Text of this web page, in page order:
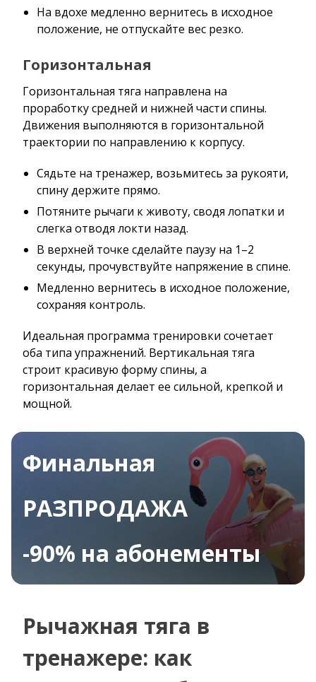
На вдохе медленно вернитесь в исходное
положение, не отпускайте вес резко.
Горизонтальная
Горизонтальная тяга направлена на
проработку средней и нижней части спины.
Движения выполняются в горизонтальной
траектории по направлению к корпусу.
Сядьте на тренажер, возьмитесь за рукояти,
спину держите прямо.
Потяните рычаги к животу, сводя лопатки и
слегка отводя локти назад.
В верхней точке сделайте паузу на 1–2
секунды, прочувствуйте напряжение в спине.
Медленно вернитесь в исходное положение,
сохраняя контроль.
Идеальная программа тренировки сочетает
оба типа упражнений. Вертикальная тяга
строит красивую форму спины, а
горизонтальная делает ее сильной, крепкой и
мощной.
Финальная
РАЗПРОДАЖА
-90% на абонементы
Рычажная тяга в
тренажере: как